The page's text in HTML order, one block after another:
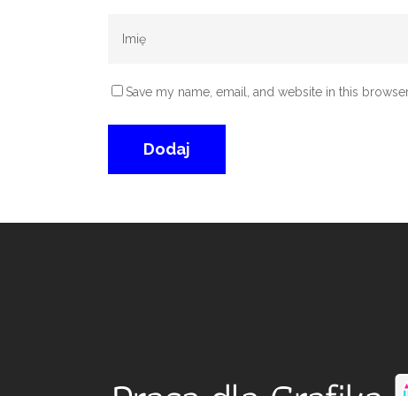
Save my name, email, and website in this